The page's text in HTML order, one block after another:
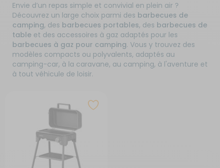
Envie d’un repas simple et convivial en plein air ?
Découvrez un large choix parmi des barbecues de
camping, des barbecues portables, des barbecues de
table et des accessoires à gaz adaptés pour les
barbecues à gaz pour camping. Vous y trouvez des
modèles compacts ou polyvalents, adaptés au
camping-car, à la caravane, au camping, à l'aventure et
à tout véhicule de loisir.